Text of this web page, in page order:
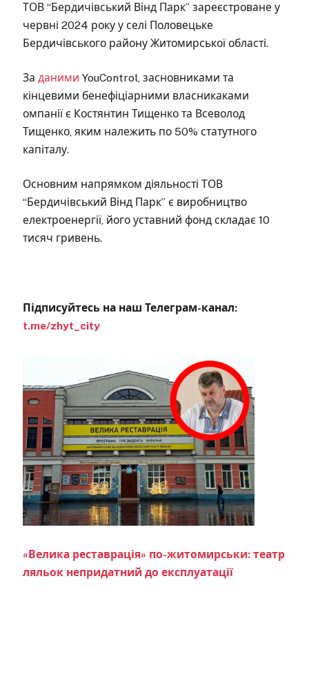
ТОВ “Бердичівський Вінд Парк” зареєстроване у
червні 2024 року у селі Половецьке
Бердичівського району Житомирської області.
За даними YouControl, засновниками та
кінцевими бенефіціарними власникаками
омпанії є Костянтин Тищенко та Всеволод
Тищенко, яким належить по 50% статутного
капіталу.
Основним напрямком діяльності ТОВ
“Бердичівський Вінд Парк” є виробництво
електроенергії, його уставний фонд складає 10
тисяч гривень.
Підписуйтесь на наш Телеграм-канал:
t.me/zhyt_city
«Велика реставрація» по-житомирськи: театр
ляльок непридатний до експлуатації